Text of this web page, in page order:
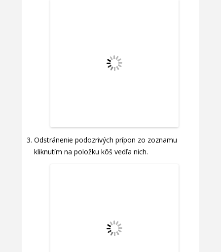
Odstránenie podozrivých prípon zo zoznamu
kliknutím na položku kôš vedľa nich.